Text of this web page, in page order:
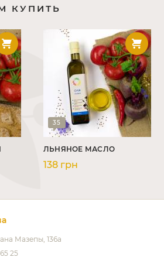
КУПИТЬ
35
ЛЬНЯНОЕ МАСЛО
138 грн
Мазепы, 136а
25